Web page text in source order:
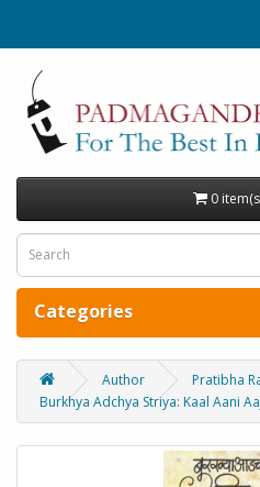
0
Categories
Author
Pratibha
Burkhya Adchya Striya: Kaal Aani